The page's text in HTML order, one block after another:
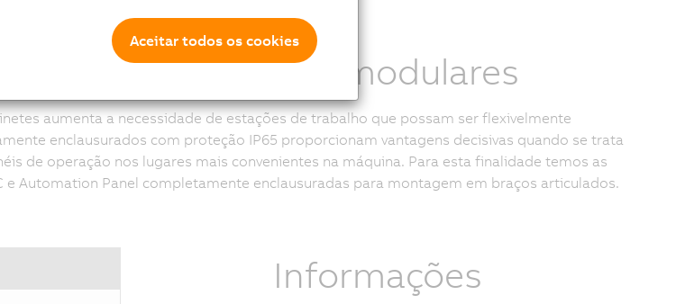
braços articuláveis modulares
aumenta a necessidade de estações de trabalho que possam ser flexivelmente
enclausurados com proteção IP65 proporcionam vantagens decisivas quando se trata
de operação nos lugares mais convenientes na máquina. Para esta finalidade temos as
e Automation Panel completamente enclausuradas para montagem em braços articulados.
Informações
Aceitar todos os cookies